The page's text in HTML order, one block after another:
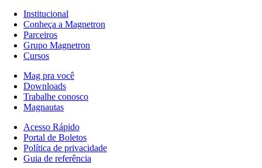
Institucional
Conheça a Magnetron
Parceiros
Grupo Magnetron
Cursos
Mag pra você
Downloads
Trabalhe conosco
Magnautas
Acesso Rápido
Portal de Boletos
Política de privacidade
Guia de referência